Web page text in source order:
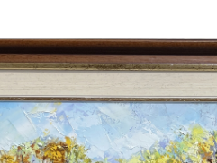
АБСТРАКТ
ГОЛО ТЯЛО
СЕЗОНИ
ДРУГИ АБСТРАКТНИ
КАРТИНИ